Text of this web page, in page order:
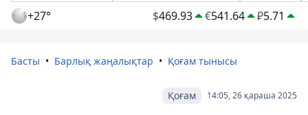
+27° $469.93 €541.64 ₽5.71
Басты Барлық жаңалықтар Қоғам тынысы
14:05, 26 қараша 2025
Қоғам